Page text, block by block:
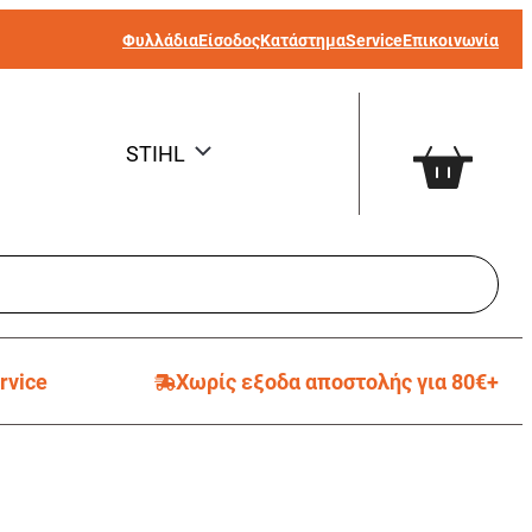
ΦυλλάδιαΕίσοδοςΚατάστημαServiceΕπικοινωνία
STIHL
Χωρίς εξοδα αποστολής για 80€+